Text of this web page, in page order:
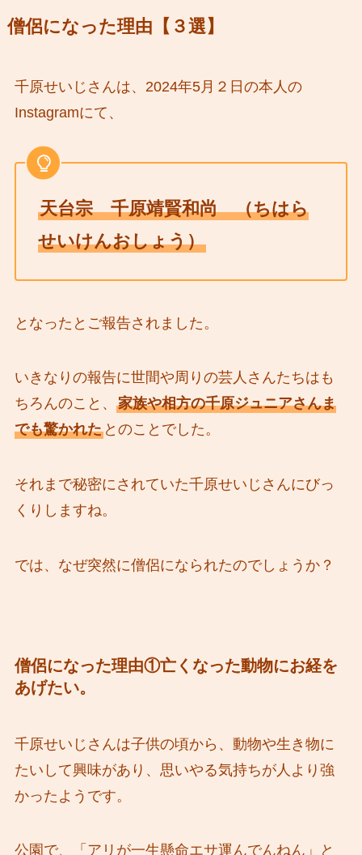
僧侶になった理由【３選】
千原せいじさんは、2024年5月２日の本人の
Instagramにて、
天台宗 千原靖賢和尚 （ちはら
せいけんおしょう）
となったとご報告されました。
いきなりの報告に世間や周りの芸人さんたちはも
ちろんのこと、 家族や相方の千原ジュニアさんま
でも驚かれたとのことでした。
それまで秘密にされていた千原せいじさんにびっ
くりしますね。
では、なぜ突然に僧侶になられたのでしょうか？
僧侶になった理由①亡くなった動物にお経を
あげたい。
千原せいじさんは子供の頃から、動物や生き物に
たいして興味があり、思いやる気持ちが人より強
かったようです。
公園で、「アリが一生懸命エサ運んでんねん」と